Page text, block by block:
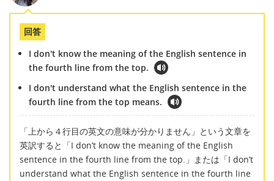
回答
I don't know the meaning of the English sentence in
the fourth line from the top.
I don't understand what the English sentence in the
fourth line from the top means.
「上から４行目の英文の意味が分かりません」という文章を
英訳すると「I don’t know the meaning of the English
sentence in the fourth line from the top.」または「I don’t
understand what the English sentence in the fourth line